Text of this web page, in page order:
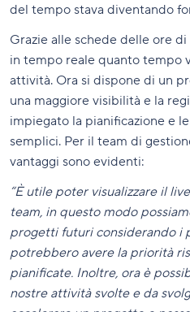
del tempo stava diventando
Grazie alle schede delle ore
in tempo reale quanto tempo
attività. Ora si dispone di un
una maggiore visibilità e la
impiegato la pianificazione e
semplici. Per il team di
vantaggi sono evidenti:
“È utile poter visualizzare il
team, in questo modo
progetti futuri considerando i
potrebbero avere la priorità
pianificate. Inoltre, ora è
nostre attività svolte e da